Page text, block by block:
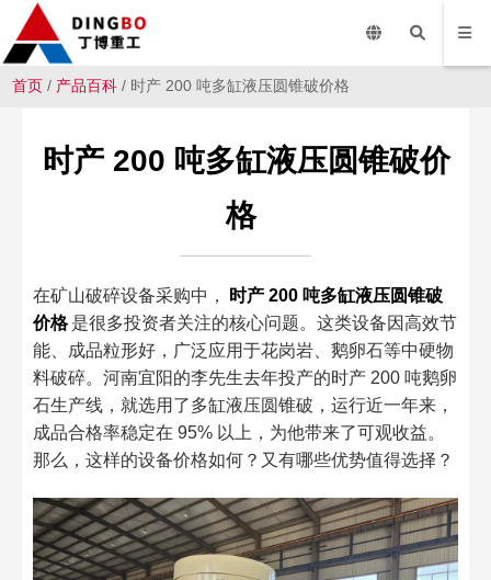
首页 / 产品百科 / 时产 200 吨多缸液压圆锥破价格
时产 200 吨多缸液压圆锥破价
格
在矿山破碎设备采购中，
时产 200 吨多缸液压圆锥破
价格 是很多投资者关注的核心问题。这类设备因高效节
能、成品粒形好，广泛应用于花岗岩、鹅卵石等中硬物
料破碎。河南宜阳的李先生去年投产的时产 200 吨鹅卵
石生产线，就选用了多缸液压圆锥破，运行近一年来，
成品合格率稳定在 95% 以上，为他带来了可观收益。
那么，这样的设备价格如何？又有哪些优势值得选择？​